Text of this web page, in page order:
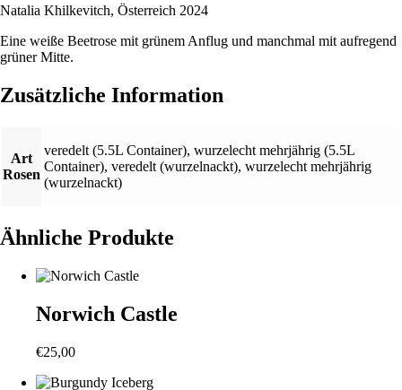
Natalia Khilkevitch, Österreich 2024
Eine weiße Beetrose mit grünem Anflug und manchmal mit aufregend
grüner Mitte.
Zusätzliche Information
Art
Rosen
veredelt (5.5L Container), wurzelecht mehrjährig (5.5L
Container), veredelt (wurzelnackt), wurzelecht mehrjährig
(wurzelnackt)
Ähnliche Produkte
Norwich Castle
€25,00